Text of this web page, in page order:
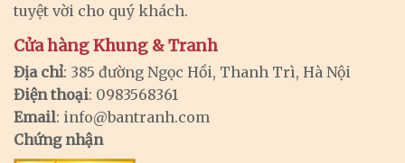
tuyệt vời cho quý khách.
Cửa hàng Khung & Tranh
Địa chỉ: 385 đường Ngọc Hồi, Thanh Trì, Hà Nội
Điện thoại: 0983568361
Email: info@bantranh.com
Chứng nhận